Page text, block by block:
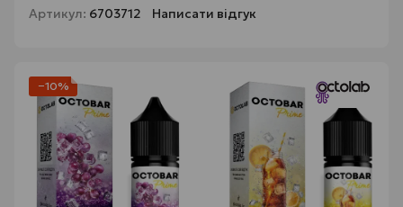
Артикул: 6703712 Написати відгук
−10%